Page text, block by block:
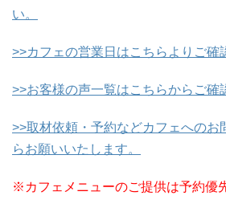
い。
>>カフェの営業日はこちらよりご確
>>お客様の声一覧はこちらからご確
>>取材依頼・予約などカフェへのお
らお願いいたします。
※カフェメニューのご提供は予約優